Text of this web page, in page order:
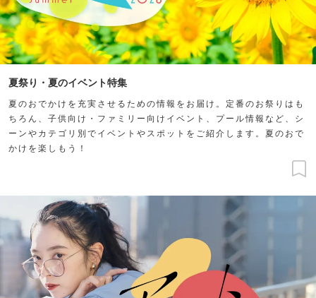
夏祭り・夏のイベント特集
夏のおでかけを充実させるための情報をお届け。定番のお祭りはも
ちろん、子供向け・ファミリー向けイベント、プール情報など、シ
ーンやカテゴリ別でイベントやスポットをご紹介します。夏のおで
かけを楽しもう！